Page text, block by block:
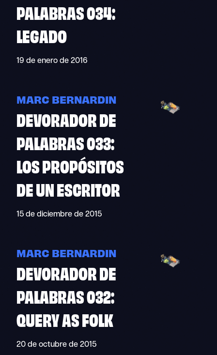
PALABRAS 034:
LEGADO
19 de enero de 2016
MARC BERNARDIN
DEVORADOR DE
PALABRAS 033:
LOS PROPÓSITOS
DE UN ESCRITOR
15 de diciembre de 2015
MARC BERNARDIN
DEVORADOR DE
PALABRAS 032:
QUERY AS FOLK
20 de octubre de 2015